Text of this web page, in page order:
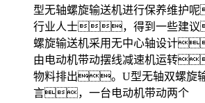
型无轴螺旋输送机进行保养维护
行业人士，得到一些建
螺旋输送机采用无中心轴设计
由电动机带动摆线减速机运转
物料排出。U型无轴双螺旋
言，一台电动机带动两个